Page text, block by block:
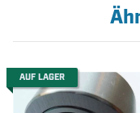
AUF LAGER